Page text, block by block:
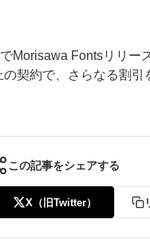
Morisawa Fontsリリー
契約で、さらなる割
この記事をシェアする
X（旧Twitter）